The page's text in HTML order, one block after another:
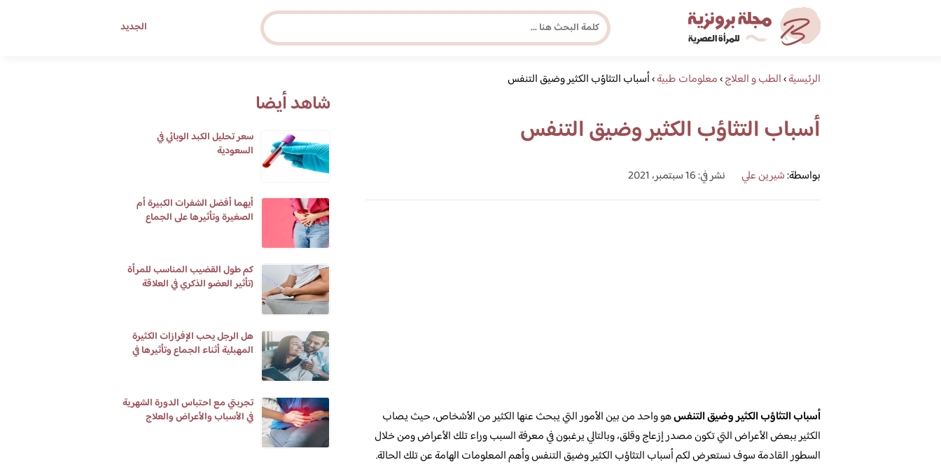
الجديد
مجلة برونزية للفتاة العصرية
ابحث عن أي موضوع يهمك
الرئيسية›الطب و العلاج›معلومات طبية›أسباب التثاؤب الكثير وضيق التنفس
أسباب التثاؤب الكثير وضيق التنفس
بواسطة:شيرين علي نشر في: 16 سبتمبر، 2021
أسباب التثاؤب الكثير وضيق التنفسهو واحد من بين الأمور التي يبحث عنها الكثير من الأشخاص، حيث يصاب
الكثير ببعض الأعراض التي تكون مصدر إزعاج وقلق، وبالتالي يرغبون في معرفة السبب وراء تلك الأعراض ومن خلال
السطور القادمة سوف نستعرض لكم أسباب التثاؤب الكثير وضيق التنفس وأهم المعلومات الهامة عن تلك الحالة.
شاهد أيضا
سعر تحليل الكبد الوبائي في
السعودية
أيهما أفضل الشفرات الكبيرة أم
الصغيرة وتأثيرها على الجماع
كم طول القضيب المناسب للمرأة
(تأثير العضو الذكري في العلاقة
هل الرجل يحب الإفرازات الكثيرة
المهبلية أثناء الجماع وتأثيرها في
تجربتي مع احتباس الدورة الشهرية
في الأسباب والأعراض والعلاج